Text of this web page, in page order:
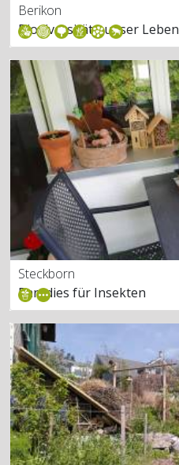
Berikon
Biodiversität - unser Leben
Steckborn
Paradies für Insekten